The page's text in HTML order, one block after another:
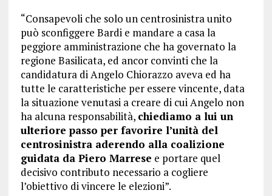
“Consapevoli che solo un centrosinistra unito
può sconfiggere Bardi e mandare a casa la
peggiore amministrazione che ha governato la
regione Basilicata, ed ancor convinti che la
candidatura di Angelo Chiorazzo aveva ed ha
tutte le caratteristiche per essere vincente, data
la situazione venutasi a creare di cui Angelo non
ha alcuna responsabilità, chiediamo a lui un
ulteriore passo per favorire l’unità del
centrosinistra aderendo alla coalizione
guidata da Piero Marrese e portare quel
decisivo contributo necessario a cogliere
l’obiettivo di vincere le elezioni”.